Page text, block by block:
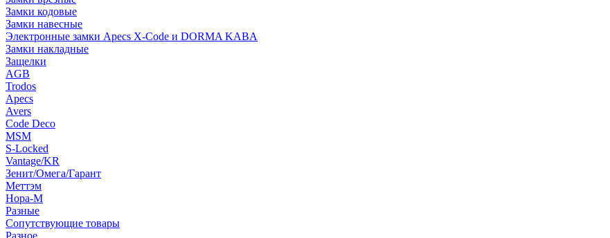
Замки кодовые
Замки навесные
Электронные замки Apecs X-Code и DORMA KABA
Замки накладные
Защелки
AGB
Trodos
Apecs
Avers
Code Deco
MSM
S-Locked
Vantage/KR
Зенит/Омега/Гарант
Меттэм
Нора-М
Разные
Сопутствующие товары